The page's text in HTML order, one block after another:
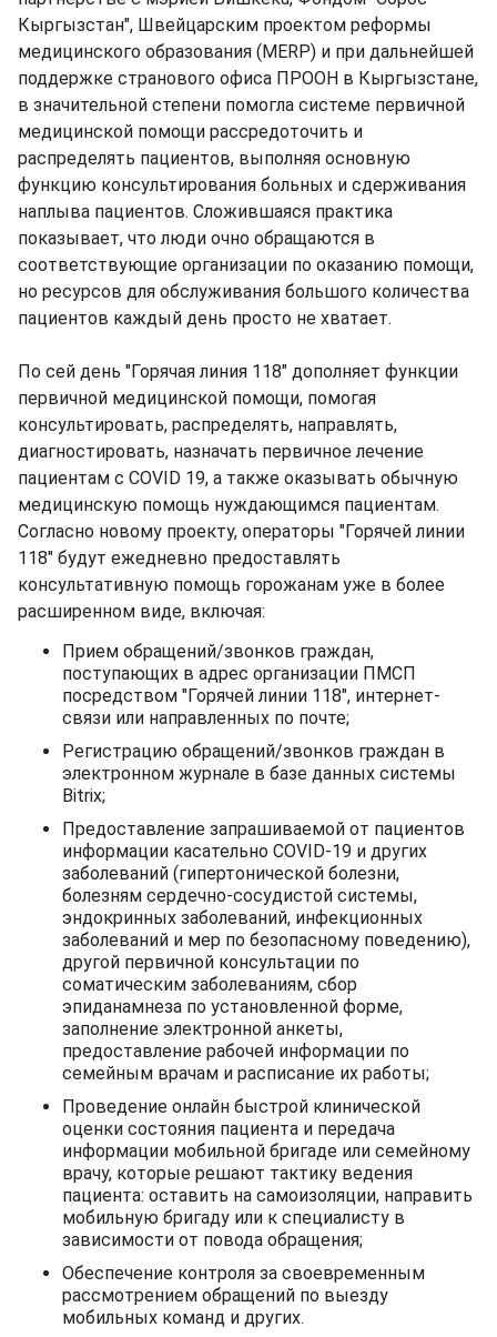
Кыргызстан", Швейцарским проектом реформы
медицинского образования (MERP) и при дальнейшей
поддержке странового офиса ПРООН в Кыргызстане,
в значительной степени помогла системе первичной
медицинской помощи рассредоточить и
распределять пациентов, выполняя основную
функцию консультирования больных и сдерживания
наплыва пациентов. Сложившаяся практика
показывает, что люди очно обращаются в
соответствующие организации по оказанию помощи,
но ресурсов для обслуживания большого количества
пациентов каждый день просто не хватает.
По сей день "Горячая линия 118" дополняет функции
первичной медицинской помощи, помогая
консультировать, распределять, направлять,
диагностировать, назначать первичное лечение
пациентам с COVID 19, а также оказывать обычную
медицинскую помощь нуждающимся пациентам.
Согласно новому проекту, операторы "Горячей линии
118" будут ежедневно предоставлять
консультативную помощь горожанам уже в более
расширенном виде, включая:
Прием обращений/звонков граждан,
поступающих в адрес организации ПМСП
посредством "Горячей линии 118", интернет-
связи или направленных по почте;
Регистрацию обращений/звонков граждан в
электронном журнале в базе данных системы
Bitrix;
Предоставление запрашиваемой от пациентов
информации касательно COVID-19 и других
заболеваний (гипертонической болезни,
болезням сердечно-сосудистой системы,
эндокринных заболеваний, инфекционных
заболеваний и мер по безопасному поведению),
другой первичной консультации по
соматическим заболеваниям, сбор
эпиданамнеза по установленной форме,
заполнение электронной анкеты,
предоставление рабочей информации по
семейным врачам и расписание их работы;
Проведение онлайн быстрой клинической
оценки состояния пациента и передача
информации мобильной бригаде или семейному
врачу, которые решают тактику ведения
пациента: оставить на самоизоляции, направить
мобильную бригаду или к специалисту в
зависимости от повода обращения;
Обеспечение контроля за своевременным
рассмотрением обращений по выезду
мобильных команд и других.